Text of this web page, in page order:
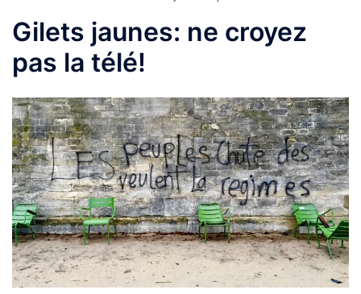
Gilets jaunes: ne croyez
pas la télé!